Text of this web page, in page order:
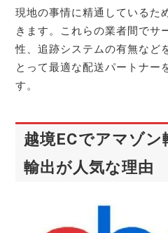
現地の事情に精通しているた
きます。これらの業者間でサ
性、追跡システムの有無など
とって最適な配送パートナー
す。
越境ECでアマゾン
輸出が人気な理由